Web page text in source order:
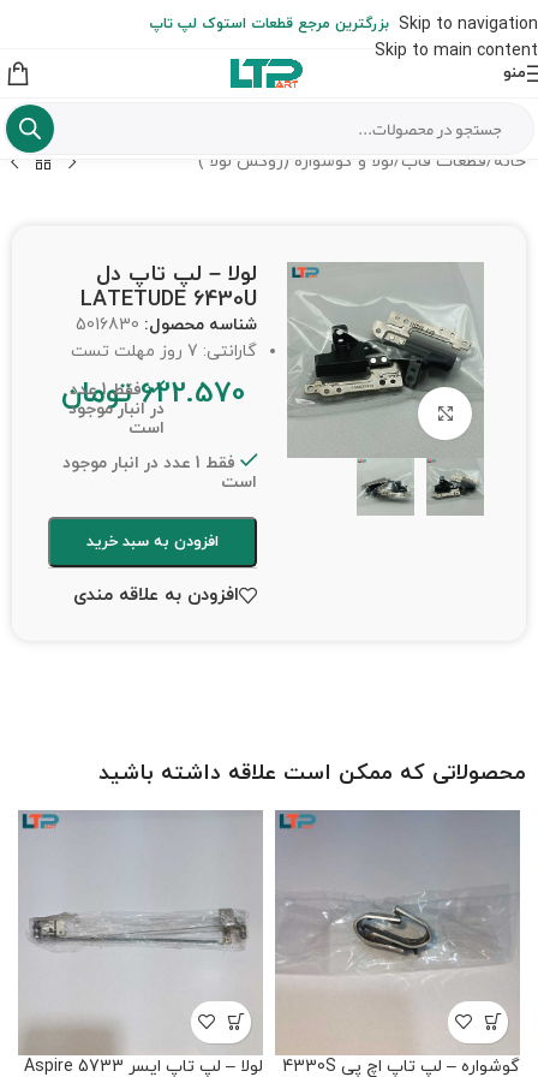
Skip to navigation
Skip to main content
از شهرستان به عهده مشتری است)
بزرگترین مرجع قطعات استوک لپ تاپ
منو
خانه /قطعات قاب/لولا و گوشواره (روکش لولا )
برای بزرگنمایی کلیک کنید
لولا – لپ تاپ دل
LATETUDE 6430U
شناسه محصول: 5016830
گارانتی: 7 روز مهلت تست
622.570 تومان
فقط 1 عدد
در انبار موجود
است
فقط 1 عدد در انبار موجود
است
افزودن به سبد خرید
افزودن به علاقه مندی
محصولاتی که ممکن است علاقه داشته باشید
گوشواره – لپ تاپ اچ پی 4330S لولا – لپ تاپ ایسر Aspire 5733